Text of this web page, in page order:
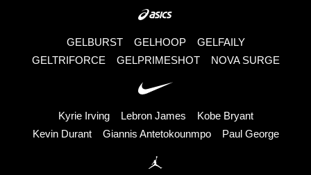
GELBURST GELHOOP
GELFAILY
GELTRIFORCE
GELPRIMESHOT NOVA SURGE
Kyrie Irving Lebron James
Kobe Bryant
Kevin Durant
Giannis Antetokounmpo Paul George